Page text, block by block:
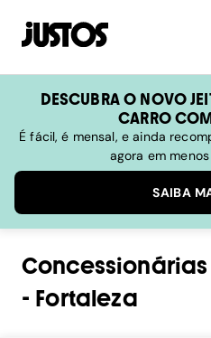
DESCUBRA O NOVO
CARRO
É fácil, é mensal, e ainda
agora em
SAIBA
Concessionárias
- Fortaleza